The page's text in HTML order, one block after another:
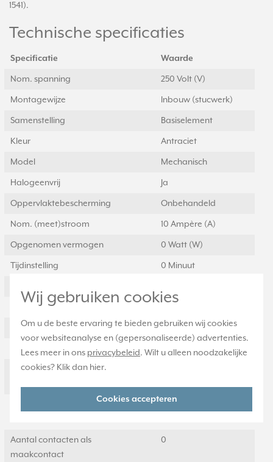
Wij gebruiken cookies
Om u de beste ervaring te bieden gebruiken wij cookies
voor websiteanalyse en (gepersonaliseerde) advertenties.
Lees meer in ons privacybeleid. Wilt u alleen noodzakelijke
cookies? Klik dan hier.
Cookies accepteren
1541).
Technische specificaties
Specificatie Waarde
Nom. spanning 250 Volt (V)
Montagewijze Inbouw (stucwerk)
Samenstelling Basiselement
Kleur Antraciet
Model Mechanisch
Halogeenvrij Ja
Oppervlaktebescherming Onbehandeld
Nom. (meet)stroom 10 Ampère (A)
Opgenomen vermogen 0 Watt (W)
Tijdinstelling 0 Minuut
Materiaal
Met halfgeleideruitgang Nee
Transparant Nee
Geschikt voor
2
Aantal contacten als
maakcontact
0